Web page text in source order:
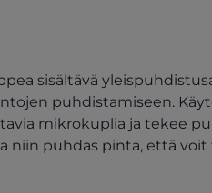
sisältävä
puhdistamiseen.
mikrokuplia ja tekee
niin puhdas pinta, että voit